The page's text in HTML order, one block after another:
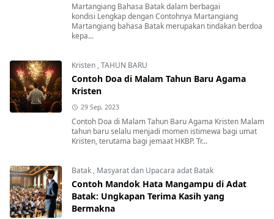
Martangiang Bahasa Batak dalam berbagai
kondisi Lengkap dengan Contohnya Martangiang
Martangiang bahasa Batak merupakan tindakan berdoa
kepa...
Kristen ,TAHUN BARU
Contoh Doa di Malam Tahun Baru Agama
Kristen
29 Sep, 2023
Contoh Doa di Malam Tahun Baru Agama Kristen Malam
tahun baru selalu menjadi momen istimewa bagi umat
Kristen, terutama bagi jemaat HKBP. Tr...
Batak , Masyarat dan Upacara adat Batak
Contoh Mandok Hata Mangampu di Adat
Batak: Ungkapan Terima Kasih yang
Bermakna